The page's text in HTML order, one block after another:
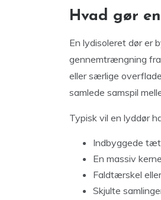
Hvad gør
En lydisoleret dør er
gennemtrængning
eller særlige
samlede samspil
Typisk vil en lyddør
Indbyggede
En massiv
Faldtærskel
Skjulte